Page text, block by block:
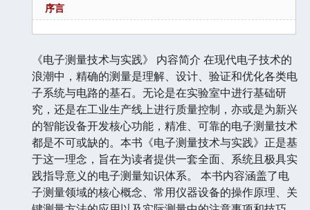
序言
《电子测量技术与实践》 内容简介 在现代电子技术的
浪潮中，精确的测量是理解、设计、验证和优化各类电
子系统与电路的基石。无论是在实验室中进行基础研
究，还是在工业生产线上进行质量控制，亦或是为新兴
的智能设备开发核心功能，精准、可靠的电子测量技术
都是不可或缺的。本书《电子测量技术与实践》正是基
于这一理念，旨在为读者提供一套全面、系统且极具实
践指导意义的电子测量知识体系。 本书内容涵盖了电
子测量领域的核心概念、常用仪器设备的操作原理、关